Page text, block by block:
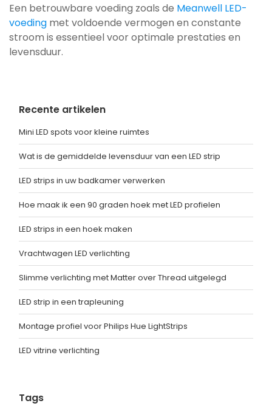
Een betrouwbare voeding zoals de Meanwell LED-
voeding met voldoende vermogen en constante
stroom is essentieel voor optimale prestaties en
levensduur.
Recente artikelen
Mini LED spots voor kleine ruimtes
Wat is de gemiddelde levensduur van een LED strip
LED strips in uw badkamer verwerken
Hoe maak ik een 90 graden hoek met LED profielen
LED strips in een hoek maken
Vrachtwagen LED verlichting
Slimme verlichting met Matter over Thread uitgelegd
LED strip in een trapleuning
Montage profiel voor Philips Hue LightStrips
LED vitrine verlichting
Tags